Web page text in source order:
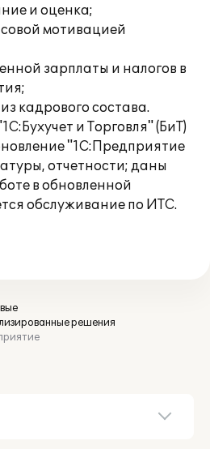
и оценка;
мотивацией
зарплаты и налогов в
кадрового состава.
и Торговля" (БиТ)
"1С:Предприятие
отчетности; даны
в обновленной
обслуживание по ИТС.
решения